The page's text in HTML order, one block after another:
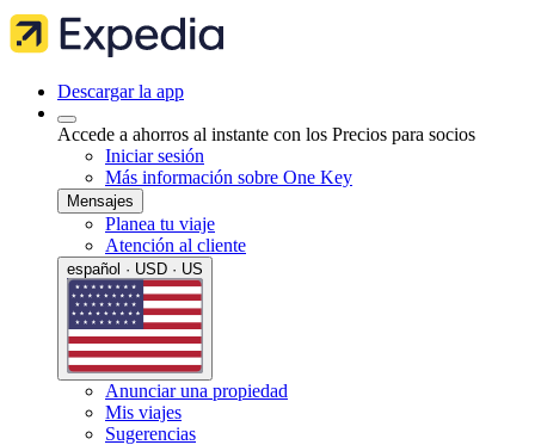
Descargar la app
Accede a ahorros al instante con los Precios para socios
Iniciar sesión
Más información sobre One Key
Mensajes
Planea tu viaje
Atención al cliente
español · USD · US
Anunciar una propiedad
Mis viajes
Sugerencias